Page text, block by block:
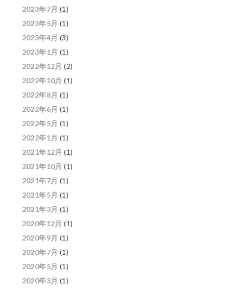
2023年7月 (1)
2023年5月 (1)
2023年4月 (3)
2023年1月 (1)
2022年12月 (2)
2022年10月 (1)
2022年8月 (1)
2022年6月 (1)
2022年5月 (1)
2022年1月 (1)
2021年12月 (1)
2021年10月 (1)
2021年7月 (1)
2021年5月 (1)
2021年3月 (1)
2020年12月 (1)
2020年9月 (1)
2020年7月 (1)
2020年5月 (1)
2020年3月 (1)